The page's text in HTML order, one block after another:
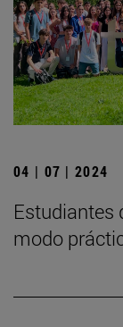
04 | 07 | 2024
Estudiantes
modo